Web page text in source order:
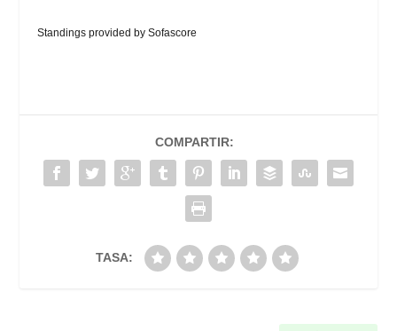
Standings provided bySofascore
COMPARTIR:
TASA: